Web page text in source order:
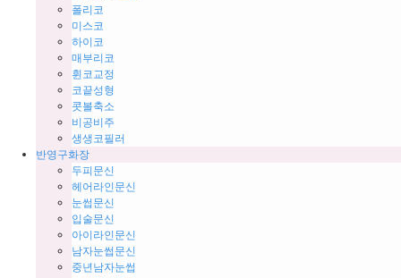
폴리코
미스코
하이코
매부리코
휜코교정
코끝성형
콧볼축소
비공비주
생생코필러
반영구화장
두피문신
헤어라인문신
눈썹문신
입술문신
아이라인문신
남자눈썹문신
중년남자눈썹